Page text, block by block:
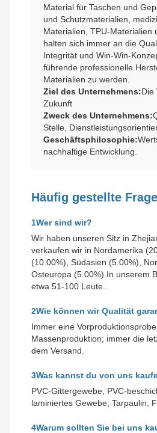
Material für Taschen und
und Schutzmaterialien,
Materialien, TPU-Materialien
halten sich immer an die
Integrität und Win-Win-
führende professionelle
Materialien zu werden.
Ziel des Unternehmens:Die
Zukunft
Zweck des Unternehmens:
Stelle,
Geschäftsphilosophie:
nachhaltige Entwicklung.
Häufig gestellte
1Wer sind wir?
Wir haben unseren Sitz in
verkaufen wir in Nordamerika
(10.00%), Südasien (5.00%),
Osteuropa (5.00%).In unserem
etwa 51-100 Leute..
2Wie können wir Qualität
Immer eine
Massenproduktion; immer die
dem Versand.
3Was kannst du von uns
PVC-Gittergewebe, PVC-
laminiertes Gewebe, Tarpaulin,
4Warum sollten Sie bei uns